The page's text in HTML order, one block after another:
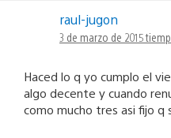
raul-jugon
3 de marzo de 2015
Haced lo q yo cumplo el
algo decente y cuando
como mucho tres asi fijo q